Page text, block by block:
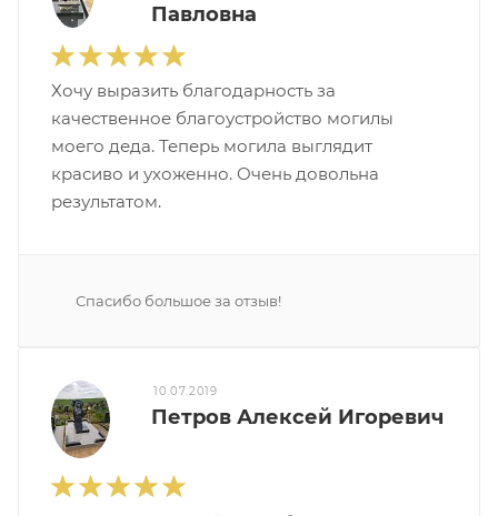
Павловна
Хочу выразить благодарность за
качественное благоустройство могилы
моего деда. Теперь могила выглядит
красиво и ухоженно. Очень довольна
результатом.
Спасибо большое за отзыв!
10.07.2019
Петров Алексей Игоревич